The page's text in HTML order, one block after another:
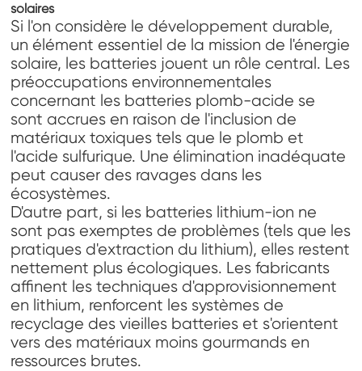
solaires
Si l'on considère le développement durable,
un élément essentiel de la mission de l'énergie
solaire, les batteries jouent un rôle central. Les
préoccupations environnementales
concernant les batteries plomb-acide se
sont accrues en raison de l'inclusion de
matériaux toxiques tels que le plomb et
l'acide sulfurique. Une élimination inadéquate
peut causer des ravages dans les
écosystèmes.
D'autre part, si les batteries lithium-ion ne
sont pas exemptes de problèmes (tels que les
pratiques d'extraction du lithium), elles restent
nettement plus écologiques. Les fabricants
affinent les techniques d'approvisionnement
en lithium, renforcent les systèmes de
recyclage des vieilles batteries et s'orientent
vers des matériaux moins gourmands en
ressources brutes.